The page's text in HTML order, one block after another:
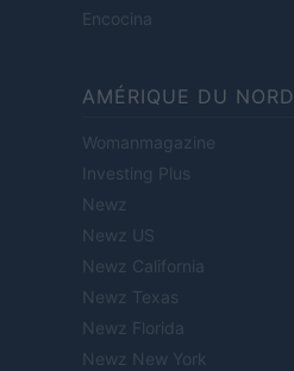
Encocina
AMÉRIQUE DU NORD
Womanmagazine
Investing Plus
Newz
Newz US
Newz California
Newz Texas
Newz Florida
Newz New York